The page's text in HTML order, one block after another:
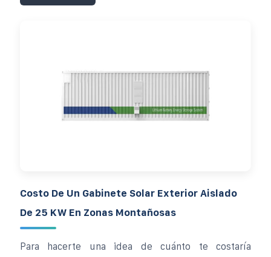
Costo De Un Gabinete Solar Exterior Aislado
De 25 KW En Zonas Montañosas
Para hacerte una idea de cuánto te costaría